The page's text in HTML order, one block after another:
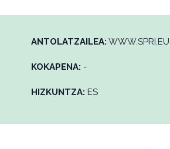
ANTOLATZAILEA:
KOKAPENA: -
HIZKUNTZA: ES